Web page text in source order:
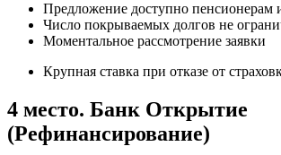
Предложение доступно
Число покрываемых долгов не
Моментальное рассмотрение заявки
Крупная ставка при отказе от
4 место. Банк Открытие
(Рефинансирование)